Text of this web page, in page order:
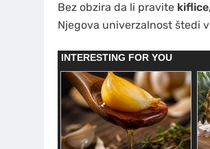
Bez obzira da li pravite
Njegova univerzalnost štedi